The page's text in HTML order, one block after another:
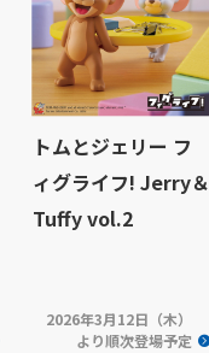
トムとジェリー フ
ィグライフ! Jerry＆
Tuffy vol.2
2026年3月12日（木）
より順次登場予定